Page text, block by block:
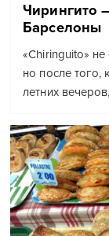
Чирингито
Барселоны
«Chiringuito»
но после того,
летних